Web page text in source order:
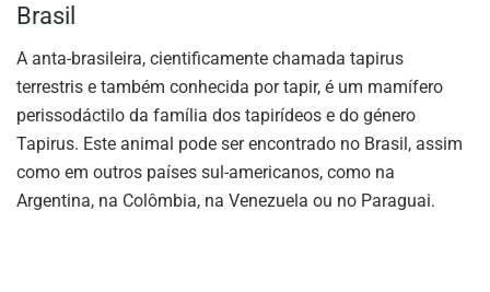
Brasil
A anta-brasileira, cientificamente chamada tapirus
terrestris e também conhecida por tapir, é um mamífero
perissodáctilo da família dos tapirídeos e do género
Tapirus. Este animal pode ser encontrado no Brasil, assim
como em outros países sul-americanos, como na
Argentina, na Colômbia, na Venezuela ou no Paraguai.